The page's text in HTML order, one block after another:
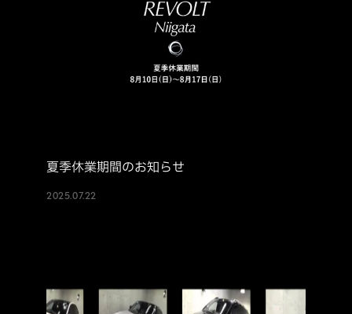
夏季休業期間のお知らせ
2025.07.22